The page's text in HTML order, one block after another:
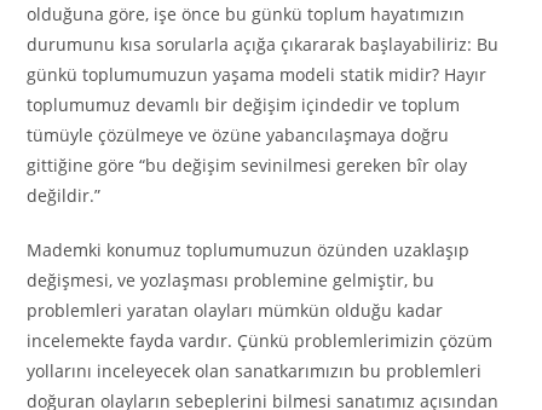
olduğuna göre, işe önce bu günkü toplum hayatımızın
durumunu kısa sorularla açığa çıkararak başlayabiliriz: Bu
günkü toplumumuzun yaşama modeli statik midir? Hayır
toplumumuz devamlı bir değişim içindedir ve toplum
tümüyle çözülmeye ve özüne yabancılaşmaya doğru
gittiğine göre “bu değişim sevinilmesi gereken bîr olay
değildir.”
Mademki konumuz toplumumuzun özünden uzaklaşıp
değişmesi, ve yozlaşması problemine gelmiştir, bu
problemleri yaratan olayları mümkün olduğu kadar
incelemekte fayda vardır. Çünkü problemlerimizin çözüm
yollarını inceleyecek olan sanatkarımızın bu problemleri
doğuran olayların sebeplerini bilmesi sanatımız açısından